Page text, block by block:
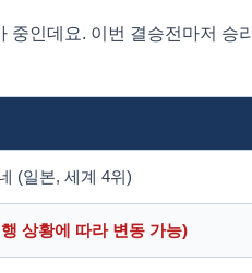
인데요. 이번 결승전마저 승리
(일본, 세계 4위)
상황에 따라 변동 가능)